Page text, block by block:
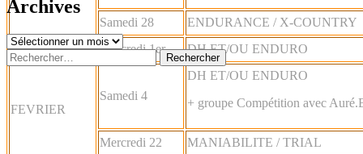
Archives
Archives
Rechercher :
Samedi 28
ENDURANCE / X-COUNTRY
FEVRIER
Mercredi 1er DH ET/OU ENDURO
Samedi 4
DH ET/OU ENDURO
+ groupe Compétition avec
Mercredi 22
MANIABILITE / TRIAL